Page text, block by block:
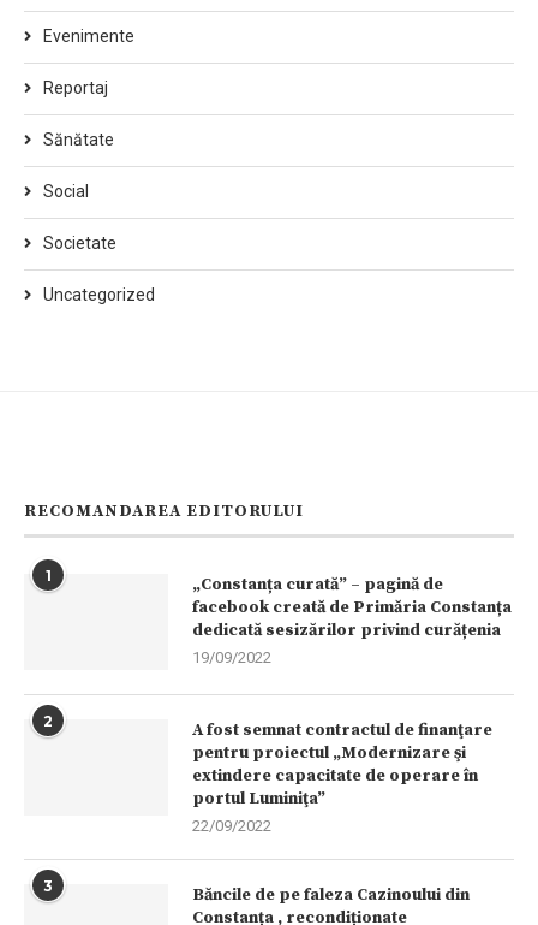
Evenimente
Reportaj
Sănătate
Social
Societate
Uncategorized
RECOMANDAREA EDITORULUI
1
„Constanța curată” – pagină de
facebook creată de Primăria Constanța
dedicată sesizărilor privind curățenia
19/09/2022
2
A fost semnat contractul de finanţare
pentru proiectul „Modernizare şi
extindere capacitate de operare în
portul Luminiţa”
22/09/2022
3
Băncile de pe faleza Cazinoului din
Constanța , recondiționate